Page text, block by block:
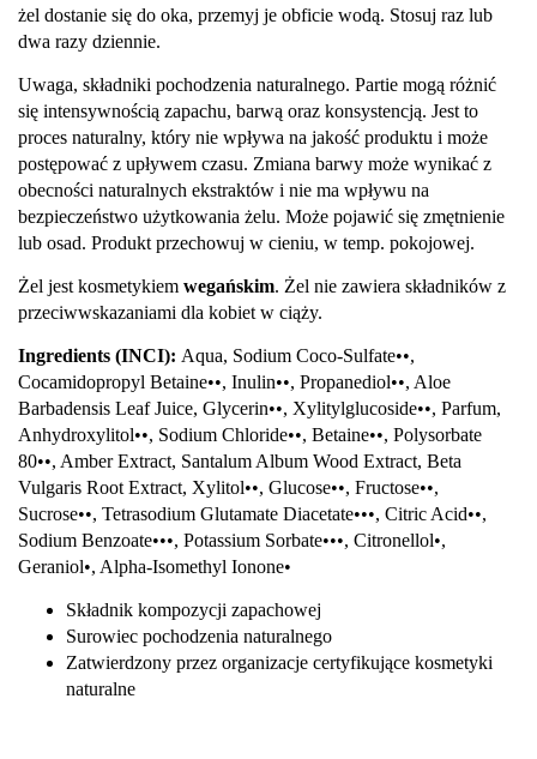
żel dostanie się do oka, przemyj je obficie wodą. Stosuj raz lub
dwa razy dziennie.
Uwaga, składniki pochodzenia naturalnego. Partie mogą różnić
się intensywnością zapachu, barwą oraz konsystencją. Jest to
proces naturalny, który nie wpływa na jakość produktu i może
postępować z upływem czasu. Zmiana barwy może wynikać z
obecności naturalnych ekstraktów i nie ma wpływu na
bezpieczeństwo użytkowania żelu. Może pojawić się zmętnienie
lub osad. Produkt przechowuj w cieniu, w temp. pokojowej.
Żel jest kosmetykiem wegańskim. Żel nie zawiera składników z
przeciwwskazaniami dla kobiet w ciąży.
Ingredients (INCI): Aqua, Sodium Coco-Sulfate••,
Cocamidopropyl Betaine••, Inulin••, Propanediol••, Aloe
Barbadensis Leaf Juice, Glycerin••, Xylitylglucoside••, Parfum,
Anhydroxylitol••, Sodium Chloride••, Betaine••, Polysorbate
80••, Amber Extract, Santalum Album Wood Extract, Beta
Vulgaris Root Extract, Xylitol••, Glucose••, Fructose••,
Sucrose••, Tetrasodium Glutamate Diacetate•••, Citric Acid••,
Sodium Benzoate•••, Potassium Sorbate•••, Citronellol•,
Geraniol•, Alpha-Isomethyl Ionone•
Składnik kompozycji zapachowej
Surowiec pochodzenia naturalnego
Zatwierdzony przez organizacje certyfikujące kosmetyki
naturalne